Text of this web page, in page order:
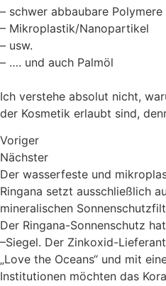
– schwer abbaubare Polymere
– Mikroplastik/Nanopartikel
– usw.
– …. und auch Palmöl
Ich verstehe absolut nicht,
der Kosmetik erlaubt sind,
Voriger
Nächster
Der wasserfeste und
Ringana setzt ausschließlich
mineralischen
Der Ringana-Sonnenschutz
–Siegel. Der Zinkoxid-
„Love the Oceans“ und mit
Institutionen möchten das